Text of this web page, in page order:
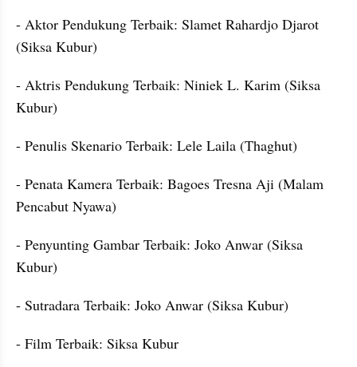
- Aktor Pendukung Terbaik: Slamet Rahardjo Djarot
(Siksa Kubur)
- Aktris Pendukung Terbaik: Niniek L. Karim (Siksa
Kubur)
- Penulis Skenario Terbaik: Lele Laila (Thaghut)
- Penata Kamera Terbaik: Bagoes Tresna Aji (Malam
Pencabut Nyawa)
- Penyunting Gambar Terbaik: Joko Anwar (Siksa
Kubur)
- Sutradara Terbaik: Joko Anwar (Siksa Kubur)
- Film Terbaik: Siksa Kubur